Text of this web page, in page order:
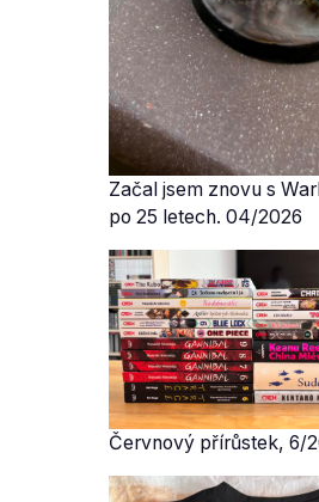
Začal jsem znovu s
po 25 letech. 04/2026
Červnový přírůstek, 6/